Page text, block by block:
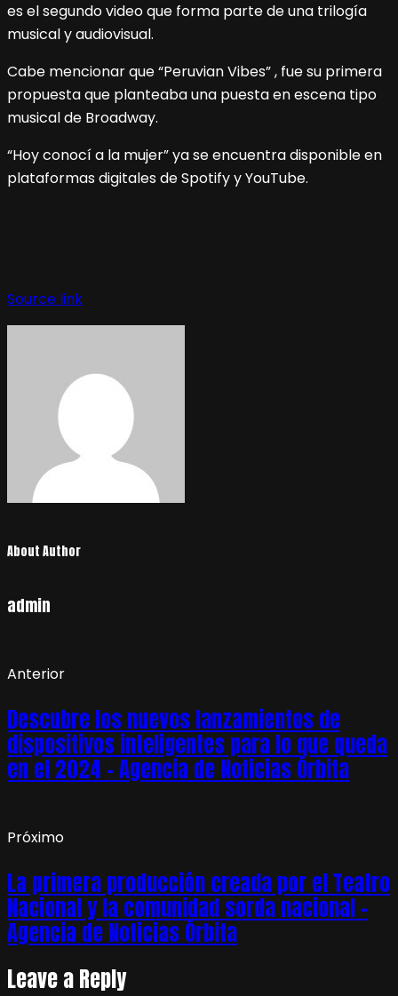
es el segundo video que forma parte de una trilogía
musical y audiovisual.
Cabe mencionar que “Peruvian Vibes” , fue su primera
propuesta que planteaba una puesta en escena tipo
musical de Broadway.
“Hoy conocí a la mujer” ya se encuentra disponible en
plataformas digitales de Spotify y YouTube.
de
entradas
Source link
About Author
admin
Anterior
Descubre los nuevos lanzamientos de
dispositivos inteligentes para lo que queda
en el 2024 – Agencia de Noticias Órbita
Próximo
La primera producción creada por el Teatro
Nacional y la comunidad sorda nacional –
Agencia de Noticias Órbita
Leave a Reply